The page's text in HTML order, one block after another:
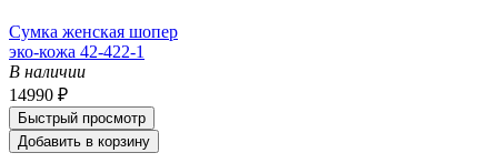
Сумка женская шопер
эко-кожа 42-422-1
В наличии
14990 ₽
Быстрый просмотр
Добавить в корзину